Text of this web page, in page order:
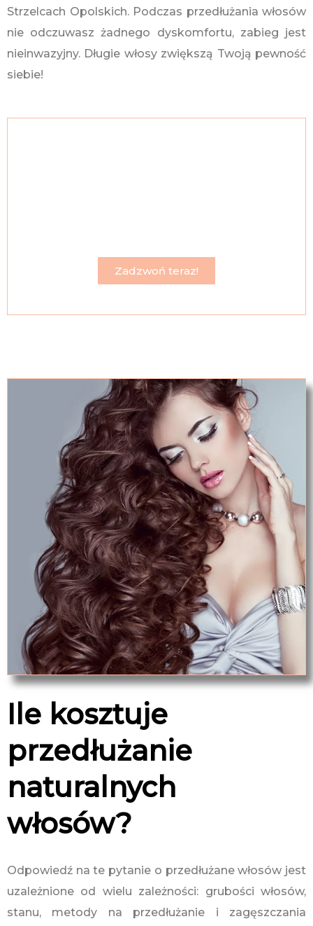
Strzelcach Opolskich. Podczas przedłużania włosów
nie odczuwasz żadnego dyskomfortu, zabieg jest
nieinwazyjny. Długie włosy zwiększą Twoją pewność
siebie!
Zadzwoń teraz!
Ile kosztuje
przedłużanie
naturalnych
włosów?
Odpowiedź na te pytanie o przedłużane włosów jest
uzależnione od wielu zależności: grubości włosów,
stanu, metody na przedłużanie i zagęszczania